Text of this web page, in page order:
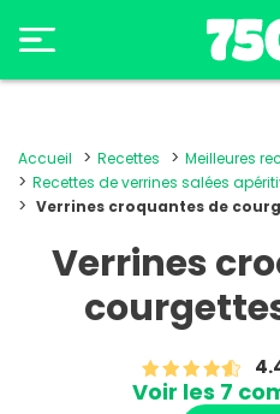
Accueil Recettes
Meilleures
Recettes de verrines salées
Verrines croquantes de
Verrines
Voir les 7